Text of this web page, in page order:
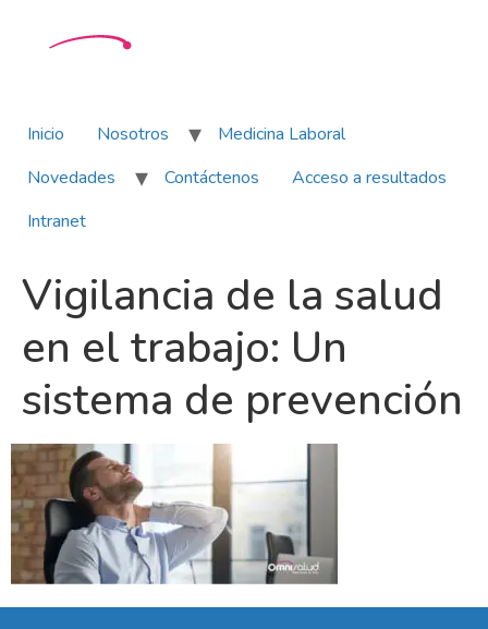
Inicio Nosotros
Medicina Laboral
Novedades
Contáctenos
Acceso a resultados
Intranet
Vigilancia de la salud
en el trabajo: Un
sistema de prevención